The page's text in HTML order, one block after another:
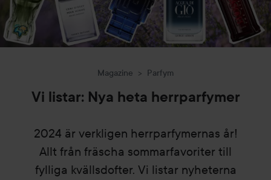
Magazine Parfym
Vi listar: Nya heta herrparfymer
2024 är verkligen herrparfymernas år!
Allt från fräscha sommarfavoriter till
fylliga kvällsdofter. Vi listar nyheterna